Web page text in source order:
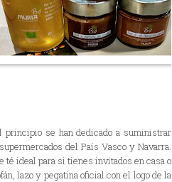
principio se han dedicado a suministrar
del País Vasco y Navarra.
té ideal para si tienes invitados en casa o
lazo y pegatina oficial con el logo de la